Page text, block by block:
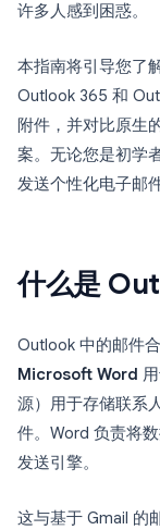
许多人感到困惑。
本指南将引导您了
Outlook 365 和
附件，并对比原生
案。无论您是初学
发送个性化电子邮件
什么是
Outlook 中的邮件
Microsoft Word
源）用于存储联系
件。Word 负责将
发送引擎。
这与基于 Gmail 的